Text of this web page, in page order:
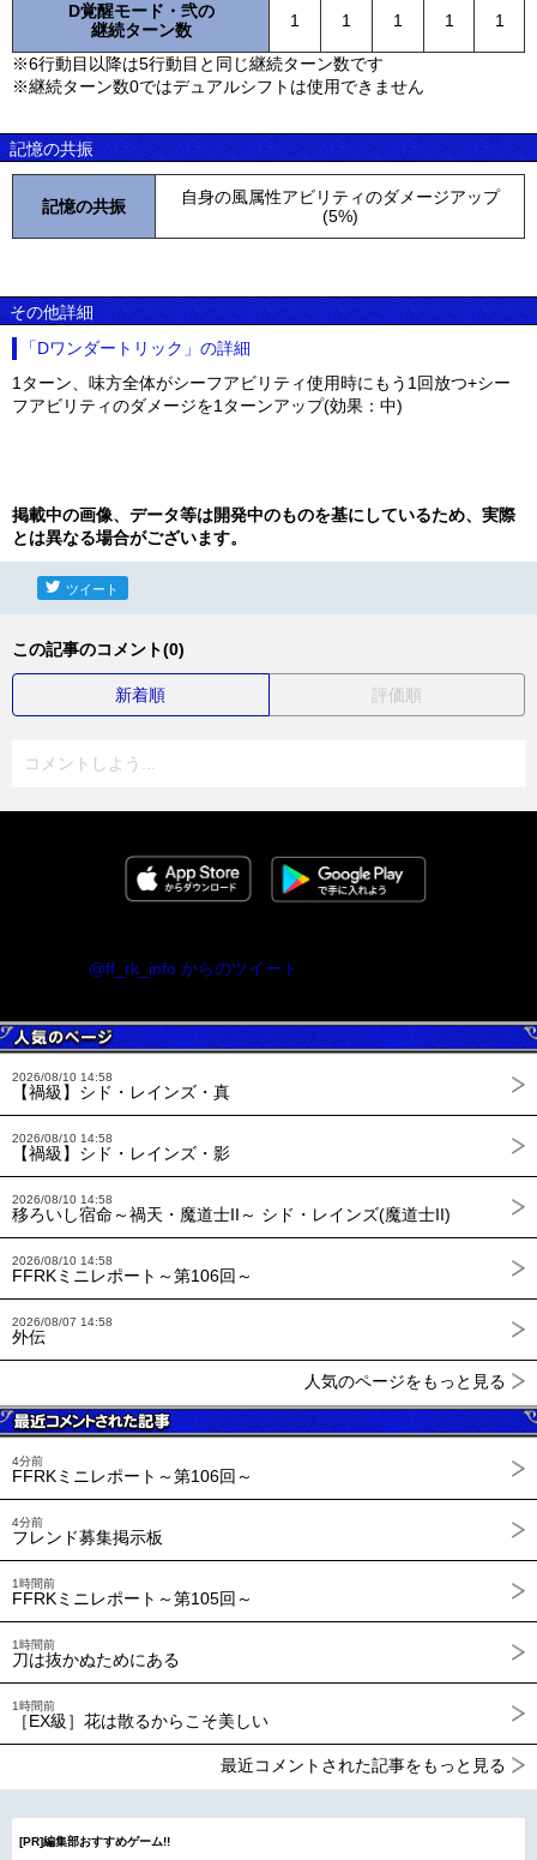
D覚醒モード・弐の
継続ターン数
1 1 1 1 1
※6行動目以降は5行動目と同じ継続ターン数です
※継続ターン数0ではデュアルシフトは使用できません
記憶の共振
記憶の共振
自身の風属性アビリティのダメージアップ
(5%)
その他詳細
「Dワンダートリック」の詳細
1ターン、味方全体がシーフアビリティ使用時にもう1回放つ+シー
フアビリティのダメージを1ターンアップ(効果：中)
掲載中の画像、データ等は開発中のものを基にしているため、実際
とは異なる場合がございます。
ツイート
この記事のコメント(0)
新着順 評価順
コメントしよう...
@ff_rk_info からのツイート
2026/08/10 14:58
【禍級】シド・レインズ・真
2026/08/10 14:58
【禍級】シド・レインズ・影
2026/08/10 14:58
移ろいし宿命～禍天・魔道士II～ シド・レインズ(魔道士II)
2026/08/10 14:58
FFRKミニレポート～第106回～
2026/08/07 14:58
外伝
人気のページをもっと見る
4分前
FFRKミニレポート～第106回～
4分前
フレンド募集掲示板
1時間前
FFRKミニレポート～第105回～
1時間前
刀は抜かぬためにある
1時間前
［EX級］花は散るからこそ美しい
最近コメントされた記事をもっと見る
[PR]編集部おすすめゲーム!!